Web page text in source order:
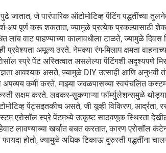
जे पारंपारिक ऑटोमोटिव्ह पेंटिंग पद्धतींच्या
अप पूर्ण करू शकतात, ज्यामुळे प्रत्येक प्रकल्पासाठी
वाट पाहण्याच्या कालावधीला टाळते, ज्यामुळे
अमूल्य ठरते. नेमक्या रंग-मिलाप क्षमता
स्प्रे पेंट अस्तित्वात असलेल्या पेंटिंगशी अदृश्यपणे
आवश्यक असते, ज्यामुळे DIY उत्साही आणि अनुभवी
कमी करते. माझ्या जवळपासच्या स्वयंचलित
सक्षम करते. लवकर-सुकणाऱ्या फॉर्म्युलेशन्समुळे
पेंट्सइतकीच असते, जी यूव्ही विकिरण, आर्द्रता,
एरोसॉल स्प्रे पेंटमध्ये उत्कृष्ट साठवणूक स्थिरता
लावण्याच्या खर्चात बचत करतात, कारण एरोसॉल
होतो, ज्यामुळे अधिक टिकाऊ दुरुस्ती पद्धतींना